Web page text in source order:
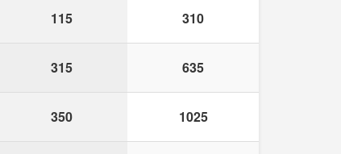
115 310
315 635
350 1025